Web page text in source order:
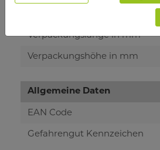
Verpackungslänge in mm
Verpackungshöhe in mm
Allgemeine Daten
EAN Code
Gefahrengut Kennzeichen